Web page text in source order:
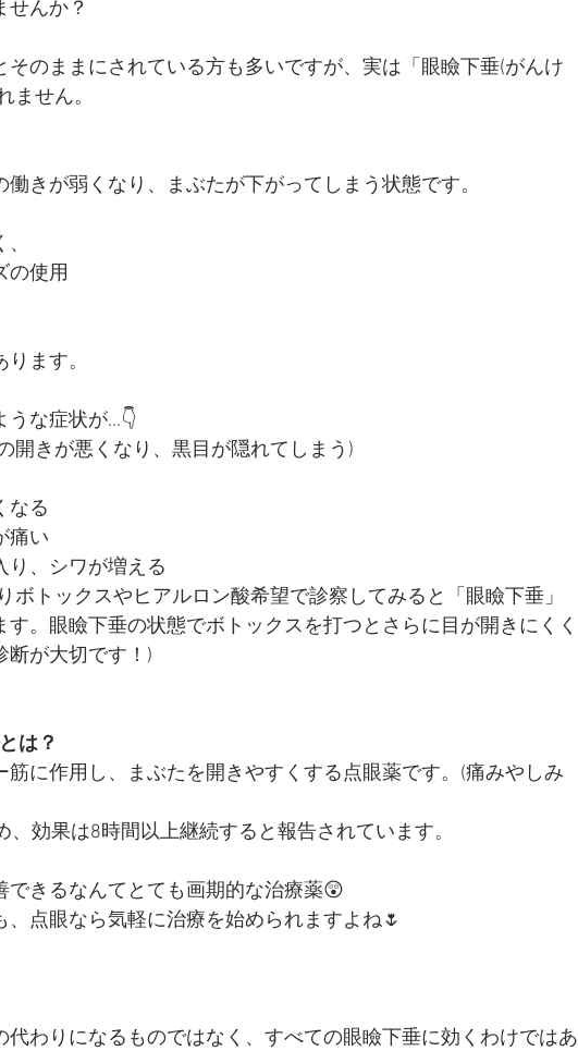
せんか？
のままにされている方も多いですが、実は「眼瞼下垂(がんけ
ません。
きが弱くなり、まぶたが下がってしまう状態です。
の使用
ます。
な症状が...👇
開きが悪くなり、黒目が隠れてしまう)
なる
痛い
り、シワが増える
トックスやヒアルロン酸希望で診察してみると「眼瞼下垂」
す。眼瞼下垂の状態でボトックスを打つとさらに目が開きにくく
断が大切です！)
は？
筋に作用し、まぶたを開きやすくする点眼薬です。(痛みやしみ
、効果は8時間以上継続すると報告されています。
できるなんてとても画期的な治療薬😲
点眼なら気軽に治療を始められますよね🌷
代わりになるものではなく、すべての眼瞼下垂に効くわけではあ